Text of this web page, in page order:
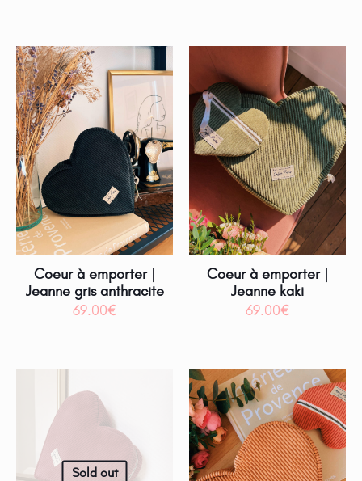
Coeur à emporter |
Jeanne gris anthracite
69.00€
Coeur à emporter |
Jeanne kaki
69.00€
Sold out